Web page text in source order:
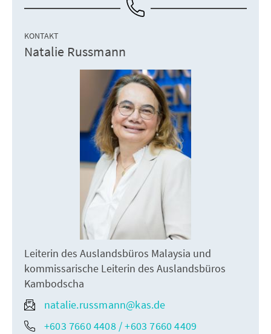
KONTAKT
Natalie Russmann
Leiterin des Auslandsbüros Malaysia und
kommissarische Leiterin des Auslandsbüros
Kambodscha
natalie.russmann@kas.de
+603 7660 4408 / +603 7660 4409